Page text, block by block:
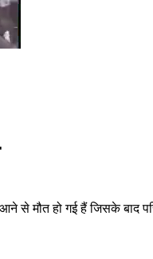
हो गई हैं जिसके बाद